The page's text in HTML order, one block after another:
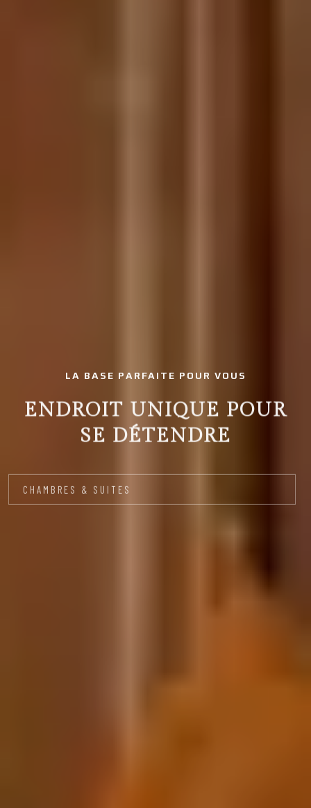
LA BASE PARFAITE POUR VOUS
ENDROIT UNIQUE POUR
SE DÉTENDRE